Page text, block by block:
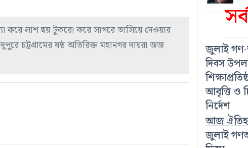
জুলাই গণ-
দিবস
আবৃত্তি ও
নির্দেশ
আজ
জুলাই
করে লাশ ছয় টুকরো করে সাগরে ভাসিয়ে দেওয়ার
চট্টগ্রামের ষষ্ঠ অতিরিক্ত মহানগর দায়রা জজ